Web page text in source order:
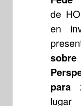
de
en
para
lugar